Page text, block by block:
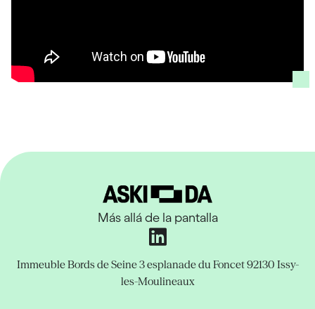
Más allá de la pantalla
Immeuble Bords de Seine3 esplanade du Foncet92130 Issy-
les-Moulineaux